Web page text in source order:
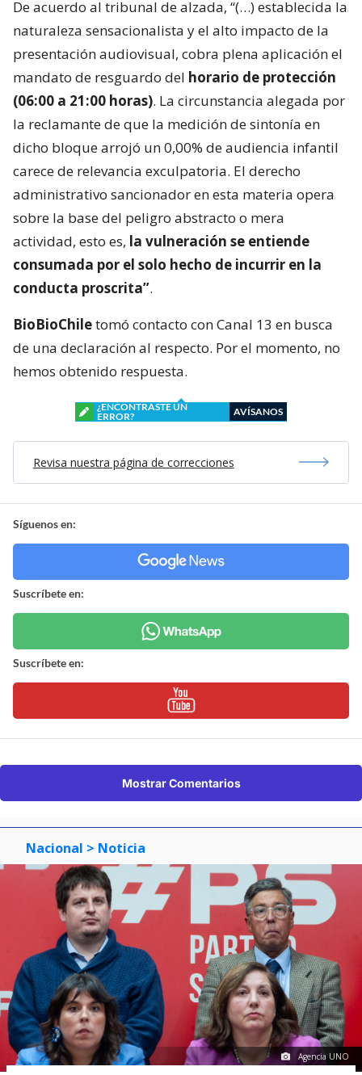
De acuerdo al tribunal de alzada, “(…) establecida la
naturaleza sensacionalista y el alto impacto de la
presentación audiovisual, cobra plena aplicación el
mandato de resguardo del horario de protección
(06:00 a 21:00 horas). La circunstancia alegada por
la reclamante de que la medición de sintonía en
dicho bloque arrojó un 0,00% de audiencia infantil
carece de relevancia exculpatoria. El derecho
administrativo sancionador en esta materia opera
sobre la base del peligro abstracto o mera
actividad, esto es, la vulneración se entiende
consumada por el solo hecho de incurrir en la
conducta proscrita”.
BioBioChiletomó contacto con Canal 13 en busca
de una declaración al respecto. Por el momento, no
hemos obtenido respuesta.
¿ENCONTRASTE UN
ERROR?
AVÍSANOS
Revisa nuestra página de correcciones
Síguenos en:
Suscríbete en:
Suscríbete en:
Mostrar Comentarios
Nacional > Noticia
Agencia UNO